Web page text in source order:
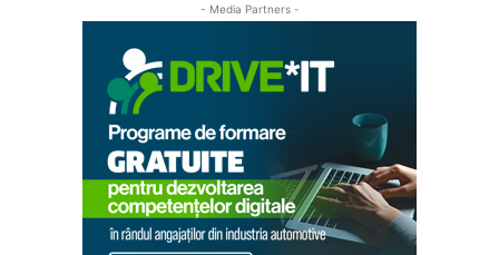
- Media Partners -